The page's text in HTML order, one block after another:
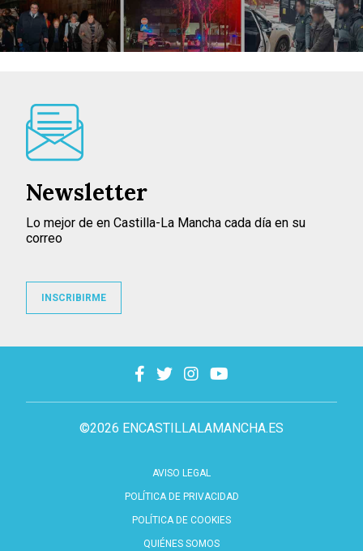
©2026 ENCASTILLALAMANCHA.ES
AVISO LEGAL
POLÍTICA DE PRIVACIDAD
POLÍTICA DE COOKIES
QUIÉNES SOMOS
Newsletter
Lo mejor de en Castilla-La Mancha cada día en su
correo
INSCRIBIRME